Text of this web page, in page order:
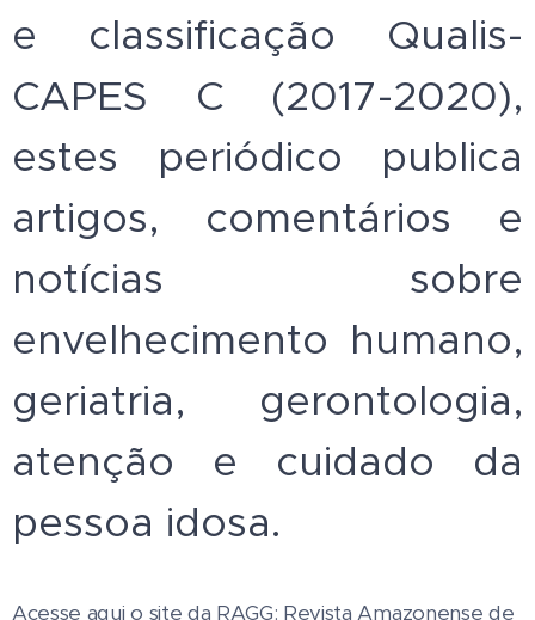
e classificação Qualis-
CAPES C (2017-2020),
estes periódico publica
artigos, comentários e
notícias sobre
envelhecimento humano,
geriatria, gerontologia,
atenção e cuidado da
pessoa idosa.
Acesse aqui o site da RAGG: Revista Amazonense de